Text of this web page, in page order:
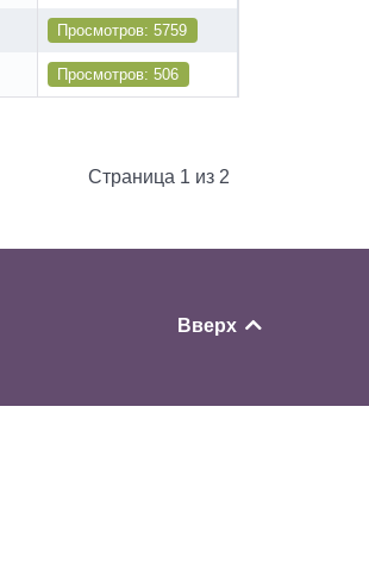
Просмотров: 5759
Просмотров: 506
Страница 1 из 2
Вверх